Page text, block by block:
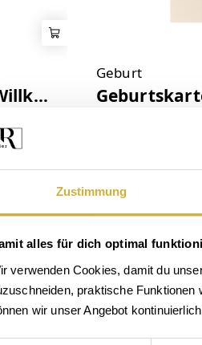
Zustimmung
alles für dich optimal
verwenden Cookies, damit du
praktische Funktionen
wir unser Angebot
Geburt
Geburtskarte Zur